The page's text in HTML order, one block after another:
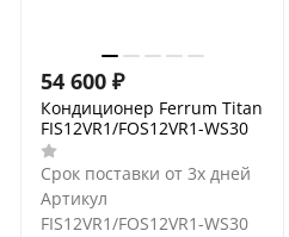
54 600 ₽
Кондиционер Ferrum Titan
FIS12VR1/FOS12VR1-WS30
Срок поставки от 3х дней
Артикул
FIS12VR1/FOS12VR1-WS30